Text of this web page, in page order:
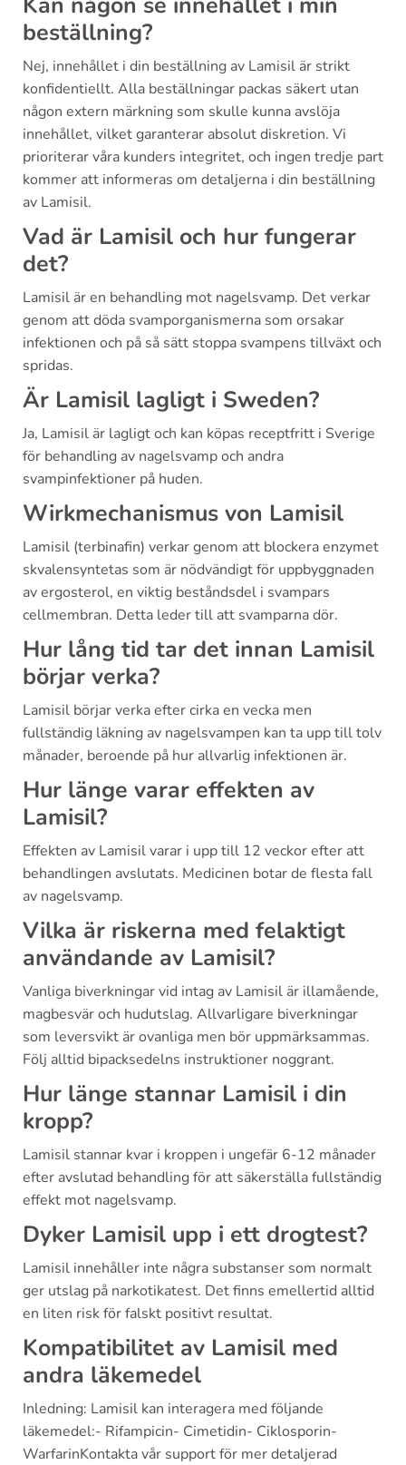
beställning?
Nej, innehållet i din beställning av Lamisil är strikt
konfidentiellt. Alla beställningar packas säkert utan
någon extern märkning som skulle kunna avslöja
innehållet, vilket garanterar absolut diskretion. Vi
prioriterar våra kunders integritet, och ingen tredje part
kommer att informeras om detaljerna i din beställning
av Lamisil.
Vad är Lamisil och hur fungerar
det?
Lamisil är en behandling mot nagelsvamp. Det verkar
genom att döda svamporganismerna som orsakar
infektionen och på så sätt stoppa svampens tillväxt och
spridas.
Är Lamisil lagligt i Sweden?
Ja, Lamisil är lagligt och kan köpas receptfritt i Sverige
för behandling av nagelsvamp och andra
svampinfektioner på huden.
Wirkmechanismus von Lamisil
Lamisil (terbinafin) verkar genom att blockera enzymet
skvalensyntetas som är nödvändigt för uppbyggnaden
av ergosterol, en viktig beståndsdel i svampars
cellmembran. Detta leder till att svamparna dör.
Hur lång tid tar det innan Lamisil
börjar verka?
Lamisil börjar verka efter cirka en vecka men
fullständig läkning av nagelsvampen kan ta upp till tolv
månader, beroende på hur allvarlig infektionen är.
Hur länge varar effekten av
Lamisil?
Effekten av Lamisil varar i upp till 12 veckor efter att
behandlingen avslutats. Medicinen botar de flesta fall
av nagelsvamp.
Vilka är riskerna med felaktigt
användande av Lamisil?
Vanliga biverkningar vid intag av Lamisil är illamående,
magbesvär och hudutslag. Allvarligare biverkningar
som leversvikt är ovanliga men bör uppmärksammas.
Följ alltid bipacksedelns instruktioner noggrant.
Hur länge stannar Lamisil i din
kropp?
Lamisil stannar kvar i kroppen i ungefär 6-12 månader
efter avslutad behandling för att säkerställa fullständig
effekt mot nagelsvamp.
Dyker Lamisil upp i ett drogtest?
Lamisil innehåller inte några substanser som normalt
ger utslag på narkotikatest. Det finns emellertid alltid
en liten risk för falskt positivt resultat.
Kompatibilitet av Lamisil med
andra läkemedel
Inledning: Lamisil kan interagera med följande
läkemedel:- Rifampicin- Cimetidin- Ciklosporin-
WarfarinKontakta vår support för mer detaljerad